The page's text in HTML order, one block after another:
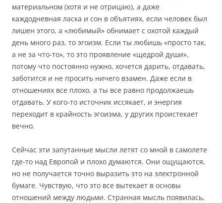
материальном (хотя и не отрицаю), а даже
каждодневная ласка и сон в объятиях, если человек был
лишен этого, а «любимый» обнимает с охотой каждый
день много раз, то эгоизм. Если ты любишь «просто так,
а не за что-то», то это проявление «щедрой души»,
потому что постоянно нужно, хочется дарить, отдавать,
заботится и не просить ничего взамен. Даже если в
отношениях все плохо, а ты все равно продолжаешь
отдавать. У кого-то источник иссякает, и энергия
переходит в крайность эгоизма, у других проистекает
вечно.
Сейчас эти запутанные мысли летят со мной в самолете
где-то над Европой и плохо думаются. Они ощущаются,
но не получается точно выразить это на электронной
бумаге. Чувствую, что это все вытекает в основы
отношений между людьми. Странная мысль появилась,